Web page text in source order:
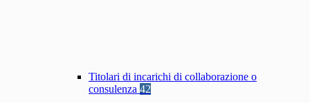
Titolari di incarichi di collaborazione o
consulenza 42